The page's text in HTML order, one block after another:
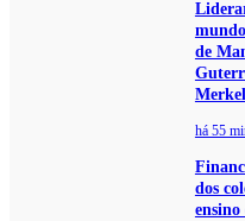
de
Merkel
há 55
dos
ensino